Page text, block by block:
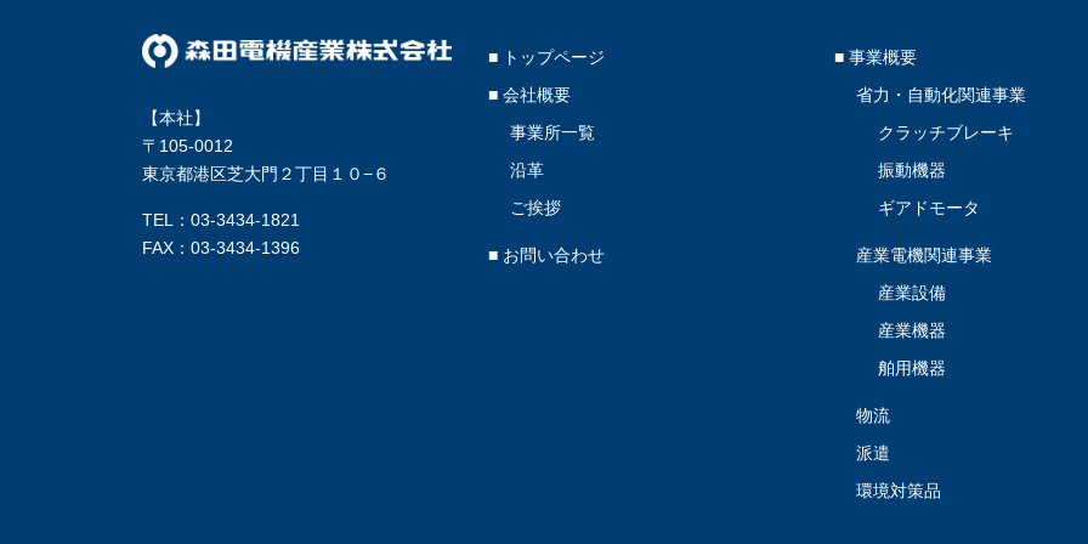
【本社】
〒105-0012
東京都港区芝大門２丁目１０−６
TEL：03-3434-1821
FAX：03-3434-1396
■ トップページ
■ 会社概要
事業所一覧
沿革
ご挨拶
■ お問い合わせ
■ 事業概要
省力・自動化関連事業
クラッチブレーキ
振動機器
ギアドモータ
産業電機関連事業
産業設備
産業機器
舶用機器
物流
派遣
環境対策品